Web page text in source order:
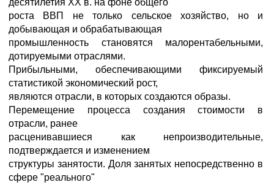
десятилетия XX в. на фоне общего
роста ВВП не только сельское хозяйство, но и
добывающая и обрабатывающая
промышленность становятся малорентабельными,
дотируемыми отраслями.
Прибыльными, обеспечивающими фиксируемый
статистикой экономический рост,
являются отрасли, в которых создаются образы.
Перемещение процесса создания стоимости в
отрасли, ранее
расценивавшиеся как непроизводительные,
подтверждается и изменением
структуры занятости. Доля занятых непосредственно в
сфере "реального"